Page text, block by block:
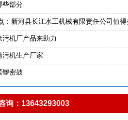
些部分
：新河县长江水工机械有限责任公司值得
机厂产品来助力
污机生产厂家
锣密鼓
询：13643293003